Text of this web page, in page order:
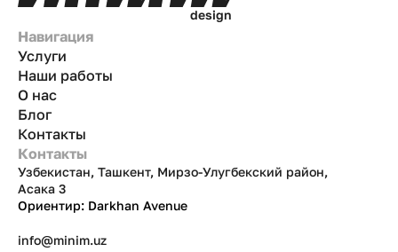
design
Навигация
Услуги
Наши работы
О нас
Блог
Контакты
Контакты
Узбекистан, Ташкент, Мирзо-Улугбекский район,
Асака 3
Ориентир: Darkhan Avenue
info@minim.uz